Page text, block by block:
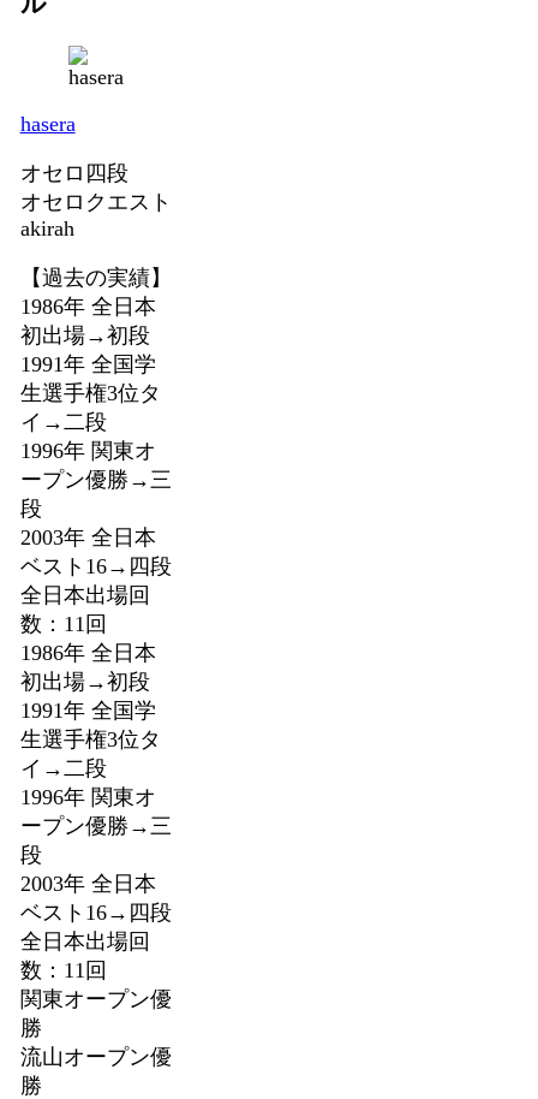
hasera
オセロ四段
オセロクエスト
akirah
【過去の実績】
1986年 全日本
初出場→初段
1991年 全国学
生選手権3位タ
イ→二段
1996年 関東オ
ープン優勝→三
段
2003年 全日本
ベスト16→四段
全日本出場回
数：11回
1986年 全日本
初出場→初段
1991年 全国学
生選手権3位タ
イ→二段
1996年 関東オ
ープン優勝→三
段
2003年 全日本
ベスト16→四段
全日本出場回
数：11回
関東オープン優
勝
流山オープン優
勝